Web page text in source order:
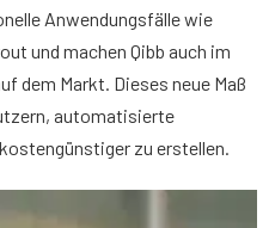
Anwendungsfälle wie
und machen Qibb auch im
dem Markt. Dieses neue Maß
automatisierte
zu erstellen.